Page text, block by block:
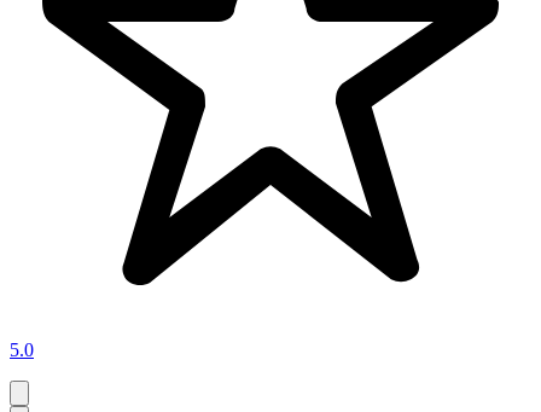
5.0